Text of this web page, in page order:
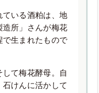
いる酒粕は、地
造所」さんが梅花
で生まれたもので
て梅花酵母。自
けんに活かして